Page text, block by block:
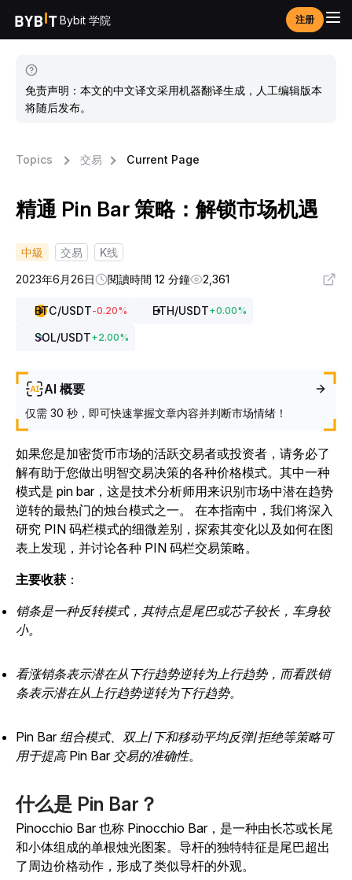
Bybit 学院 注册
免责声明：本文的中文译文采用机器翻译生成，人工编辑版本
将随后发布。
Topics 交易 Current Page
精通 Pin Bar 策略：解锁市场机遇
中級 交易
K线
2023年6月26日
閱讀時間 12 分鐘 2,361
BTC/USDT-0.20% ETH/USDT+0.00%
SOL/USDT+2.00%
AI 概要
仅需 30 秒，即可快速掌握文章内容并判断市场情绪！
如果您是加密货币市场的活跃交易者或投资者，请务必了
解有助于您做出明智交易决策的各种价格模式。 其中一种
模式是 pin bar，这是技术分析师用来识别市场中潜在趋势
逆转的最热门的烛台模式之一。
在本指南中，我们将深入
研究 PIN 码栏模式的细微差别，探索其变化以及如何在图
表上发现，并讨论各种 PIN 码栏交易策略。
主要收获 ：
销条是一种反转模式，其特点是尾巴或芯子较长，车身较
小。
看涨销条表示潜在从下行趋势逆转为上行趋势，而看跌销
条表示潜在从上行趋势逆转为下行趋势。
Pin Bar 组合模式、双上/下和移动平均反弹/拒绝等策略可
用于提高 Pin Bar 交易的准确性。
什么是 Pin Bar？
Pinocchio Bar 也称 Pinocchio Bar，是一种由长芯或长尾
和小体组成的单根烛光图案。导杆的独特特征是尾巴超出
了周边价格动作，形成了类似导杆的外观。